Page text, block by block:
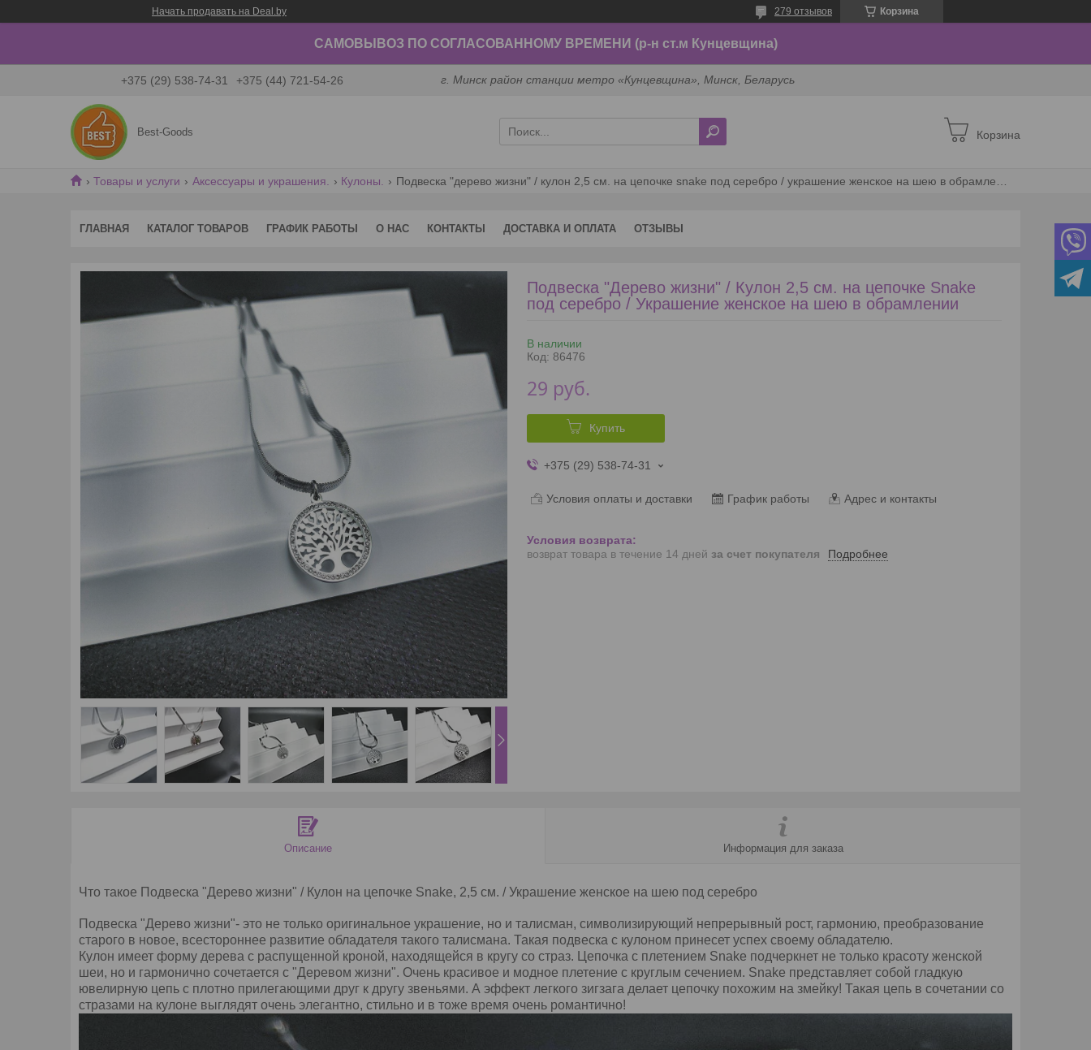
Начать продавать на Deal.by Корзина
279 отзывов
САМОВЫВОЗ ПО СОГЛАСОВАННОМУ ВРЕМЕНИ (р-н ст.м Кунцевщина)
+375 (29) 538-74-31 +375 (44) 721-54-26 г. Минск район станции метро «Кунцевщина», Минск, Беларусь
Best-Goods Корзина
Товары и услуги Аксессуары и украшения. Кулоны.
ГЛАВНАЯ КАТАЛОГ ТОВАРОВ ГРАФИК РАБОТЫ О НАС КОНТАКТЫ ДОСТАВКА И ОПЛАТА ОТЗЫВЫ
Подвеска "Дерево жизни" / Кулон 2,5 см. на цепочке Snake
под серебро / Украшение женское на шею в обрамлении
В наличии
Код: 86476
29 руб.
Купить
+375 (29) 538-74-31
Условия оплаты и доставки График работы Адрес и контакты
возврат товара в течение 14 дней за счет покупателя Подробнее
Описание Информация для заказа
Что такое Подвеска "Дерево жизни" / Кулон на цепочке Snake, 2,5 см. / Украшение женское на шею под серебро
Подвеска "Дерево жизни"- это не только оригинальное украшение, но и талисман, символизирующий непрерывный рост, гармонию, преобразование
старого в новое, всестороннее развитие обладателя такого талисмана. Такая подвеска с кулоном принесет успех своему обладателю.
Кулон имеет форму дерева с распущенной кроной, находящейся в кругу со страз. Цепочка с плетением Snake подчеркнет не только красоту женской
шеи, но и гармонично сочетается с "Деревом жизни". Очень красивое и модное плетение с круглым сечением. Snake представляет собой гладкую
ювелирную цепь с плотно прилегающими друг к другу звеньями. А эффект легкого зигзага делает цепочку похожим на змейку! Такая цепь в сочетании со
стразами на кулоне выглядят очень элегантно, стильно и в тоже время очень романтично!